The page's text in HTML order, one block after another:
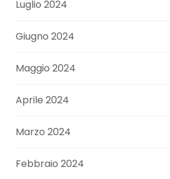
Luglio 2024
Giugno 2024
Maggio 2024
Aprile 2024
Marzo 2024
Febbraio 2024